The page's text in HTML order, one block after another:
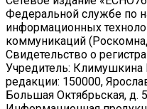
Федеральной службе по
информационных
коммуникаций
Свидетельство о
Учредитель: Климушкина
редакции: 150000,
Большая Октябрьская, д.